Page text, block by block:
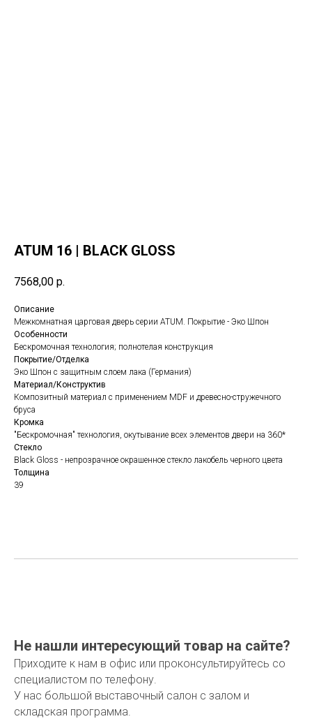
ATUM 16 | BLACK GLOSS
7568,00 р.
Описание
Межкомнатная царговая дверь серии ATUM. Покрытие - Эко Шпон
Особенности
Бескромочная технология; полнотелая конструкция
Покрытие/Отделка
Эко Шпон с защитным слоем лака (Германия)
Материал/Конструктив
Композитный материал с применением MDF и древесно-стружечного
бруса
Кромка
"Бескромочная" технология, окутывание всех элементов двери на 360*
Стекло
Black Gloss - непрозрачное окрашенное стекло лакобель черного цвета
Толщина
39
Не нашли интересующий товар на сайте?
Приходите к нам в офис или проконсультируйтесь со
специалистом по телефону.
У нас большой выставочный салон с залом и
складская программа.